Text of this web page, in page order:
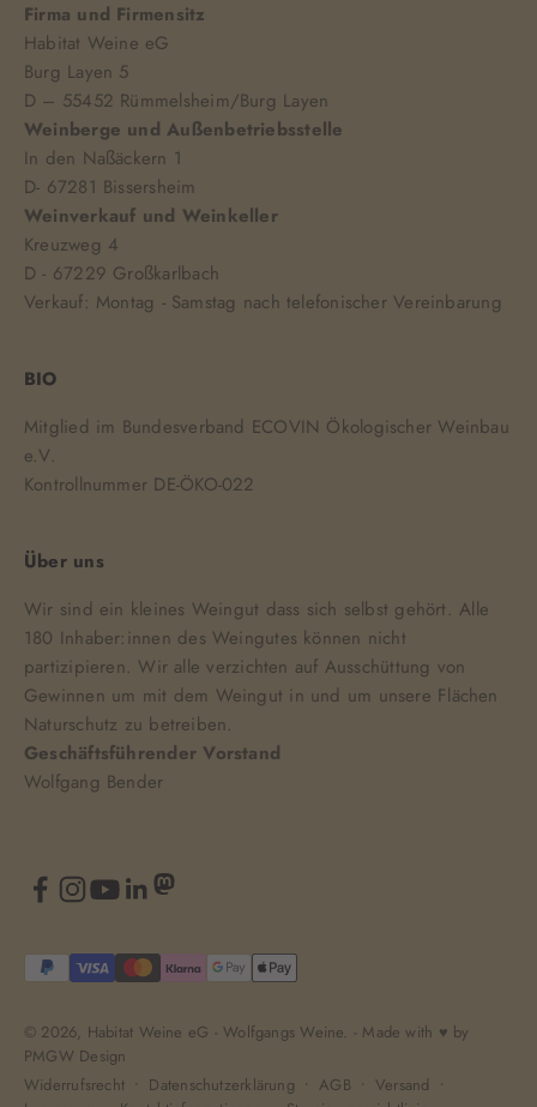
Firma und Firmensitz
Habitat Weine eG
Burg Layen 5
D – 55452 Rümmelsheim/Burg Layen
Weinberge und Außenbetriebsstelle
In den Naßäckern 1
D- 67281 Bissersheim
Weinverkauf und Weinkeller
Kreuzweg 4
D - 67229 Großkarlbach
Verkauf: Montag - Samstag nach telefonischer Vereinbarung
BIO
Mitglied im Bundesverband ECOVIN Ökologischer Weinbau
e.V.
Kontrollnummer DE-ÖKO-022
Über uns
Wir sind ein kleines Weingut dass sich selbst gehört. Alle
180 Inhaber:innen des Weingutes können nicht
partizipieren. Wir alle verzichten auf Ausschüttung von
Gewinnen um mit dem Weingut in und um unsere Flächen
Naturschutz zu betreiben.
Geschäftsführender Vorstand
Wolfgang Bender
© 2026, Habitat Weine eG - Wolfgangs Weine. - Made with ♥️ by
PMGW Design
Widerrufsrecht
Datenschutzerklärung AGB
Versand